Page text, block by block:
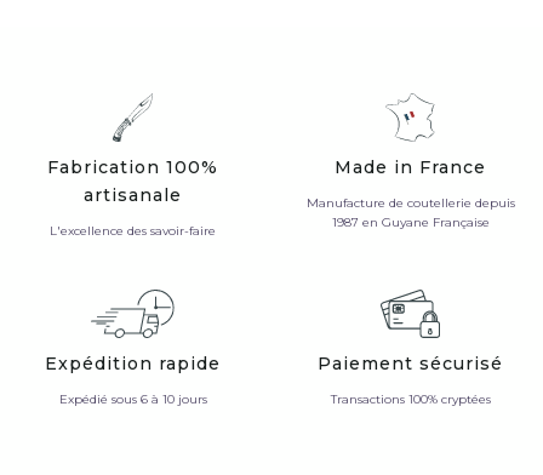
Fabrication 100%
artisanale
L'excellence des savoir-faire
Made in France
Manufacture de coutellerie depuis
1987 en Guyane Française
Expédition rapide
Expédié sous 6 à 10 jours
Paiement sécurisé
Transactions 100% cryptées